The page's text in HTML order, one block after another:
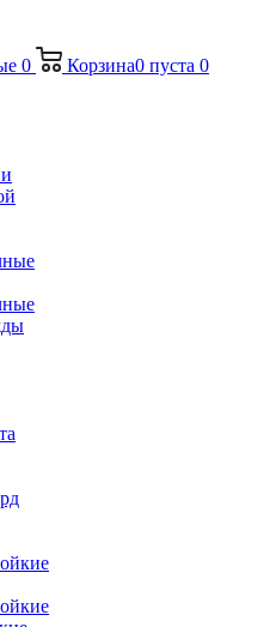
0 Корзина0 пуста 0